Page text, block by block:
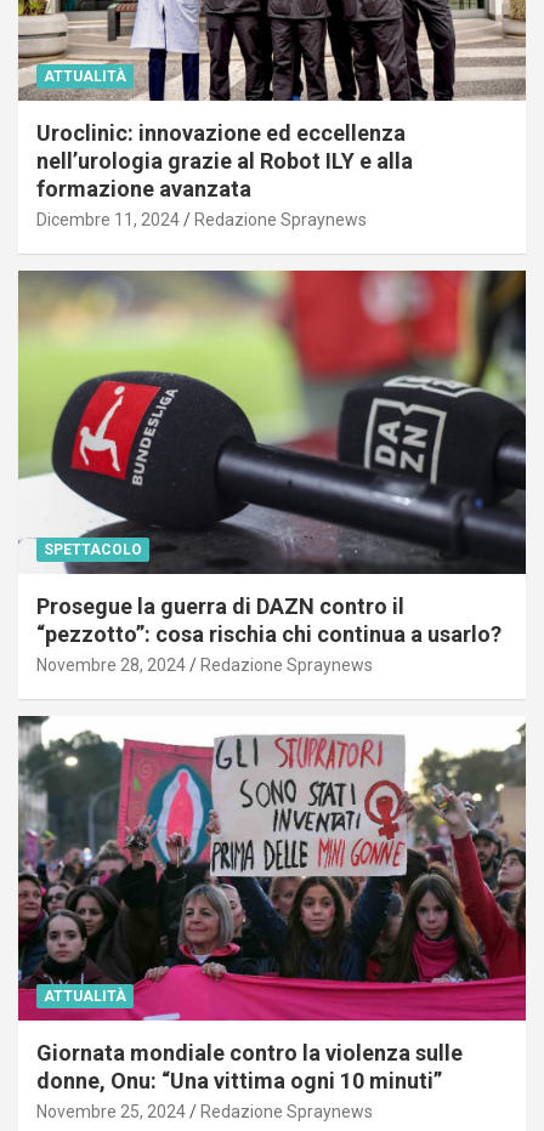
ATTUALITÀ
Uroclinic: innovazione ed eccellenza
nell’urologia grazie al Robot ILY e alla
formazione avanzata
Dicembre 11, 2024 Redazione Spraynews
SPETTACOLO
Prosegue la guerra di DAZN contro il
“pezzotto”: cosa rischia chi continua a usarlo?
Novembre 28, 2024 Redazione Spraynews
ATTUALITÀ
Giornata mondiale contro la violenza sulle
donne, Onu: “Una vittima ogni 10 minuti”
Novembre 25, 2024 Redazione Spraynews